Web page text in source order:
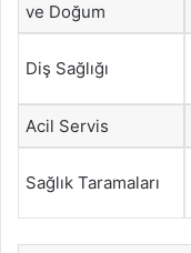
ve Doğum
Diş Sağlığı
Acil Servis
Sağlık Taramaları